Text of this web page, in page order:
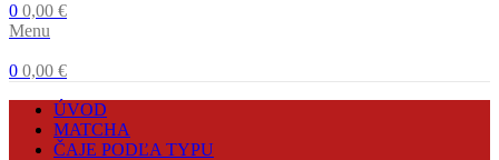
0 0,00 €
Menu
0 0,00 €
ÚVOD
MATCHA
ČAJE PODĽA TYPU